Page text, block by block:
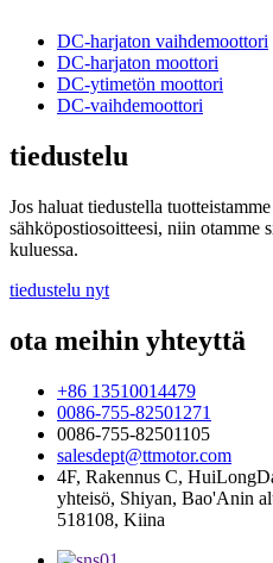
DC-harjaton vaihdemoottori
DC-harjaton moottori
DC-ytimetön moottori
DC-vaihdemoottori
tiedustelu
Jos haluat tiedustella
sähköpostiosoitteesi, niin otamme
kuluessa.
tiedustelu nyt
ota meihin yhteyttä
+86 13510014479
0086-755-82501271
0086-755-82501105
salesdept@ttmotor.com
4F, Rakennus C,
yhteisö, Shiyan, Bao'Anin
518108, Kiina